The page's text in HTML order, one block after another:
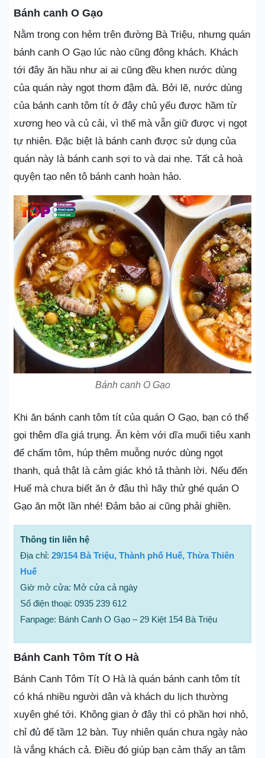
Bánh canh O Gạo
Nằm trong con hẻm trên đường Bà Triệu, nhưng quán
bánh canh O Gạo lúc nào cũng đông khách. Khách
tới đây ăn hầu như ai ai cũng đều khen nước dùng
của quán này ngọt thơm đậm đà. Bởi lẽ, nước dùng
của bánh canh tôm tít ở đây chủ yếu được hầm từ
xương heo và củ cải, vì thế mà vẫn giữ được vị ngọt
tự nhiên. Đặc biệt là bánh canh được sử dụng của
quán này là bánh canh sợi to và dai nhẹ. Tất cả hoà
quyện tạo nên tô bánh canh hoàn hảo.
Bánh canh O Gạo
Khi ăn bánh canh tôm tít của quán O Gạo, bạn có thể
gọi thêm dĩa giá trụng. Ăn kèm với dĩa muối tiêu xanh
để chấm tôm, húp thêm muỗng nước dùng ngọt
thanh, quả thật là cảm giác khó tả thành lời. Nếu đến
Huế mà chưa biết ăn ở đâu thì hãy thử ghé quán O
Gạo ăn một lần nhé! Đảm bảo ai cũng phải ghiền.
Thông tin liên hệ
Địa chỉ: 29/154 Bà Triệu, Thành phố Huế, Thừa Thiên
Huế
Giờ mở cửa: Mở cửa cả ngày
Số điện thoại: 0935 239 612
Fanpage: Bánh Canh O Gạo – 29 Kiệt 154 Bà Triệu
Bánh Canh Tôm Tít O Hà
Bánh Canh Tôm Tít O Hà là quán bánh canh tôm tít
có khá nhiều người dân và khách du lịch thường
xuyên ghé tới. Không gian ở đây thì có phần hơi nhỏ,
chỉ đủ để tầm 12 bàn. Tuy nhiên quán chưa ngày nào
là vắng khách cả. Điều đó giúp bạn cảm thấy an tâm